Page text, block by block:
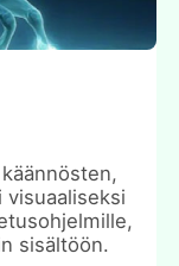
sisältöön.